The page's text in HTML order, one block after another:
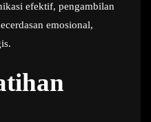
efektif, pengambilan
emosional,